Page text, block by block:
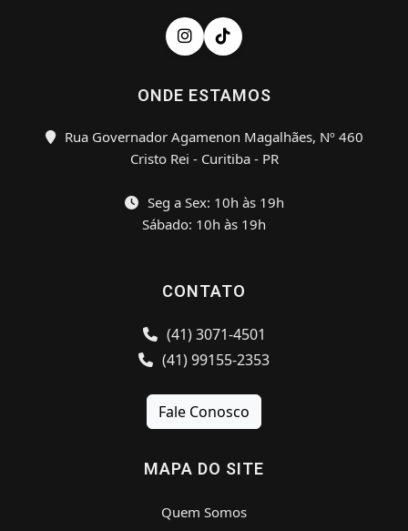
ONDE ESTAMOS
Rua Governador Agamenon Magalhães, Nº 460
Cristo Rei - Curitiba - PR
Seg a Sex: 10h às 19h
Sábado: 10h às 19h
CONTATO
(41) 3071-4501
(41) 99155-2353
Fale Conosco
MAPA DO SITE
Quem Somos